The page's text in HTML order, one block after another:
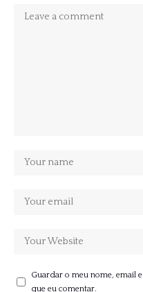
Guardar o meu nome, email
que eu comentar.